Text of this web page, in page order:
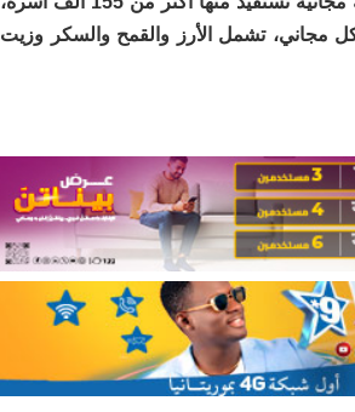
الأساسية بشكل مجاني، تشمل الأرز والقمح والسكر وزيت